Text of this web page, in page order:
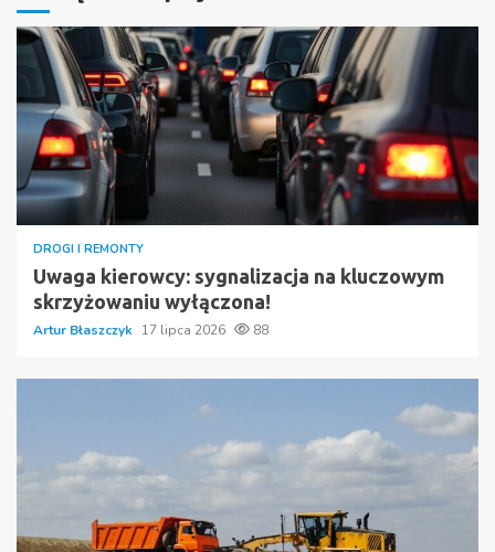
DROGI I REMONTY
Uwaga kierowcy: sygnalizacja na kluczowym
skrzyżowaniu wyłączona!
Artur Błaszczyk 17 lipca 2026 88